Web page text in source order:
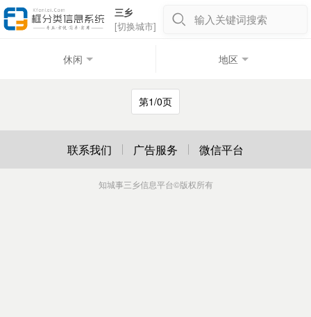
三乡
[切换城市]
输入关键词搜索
休闲 地区
第1/0页
联系我们 广告服务 微信平台
知城事三乡信息平台©版权所有